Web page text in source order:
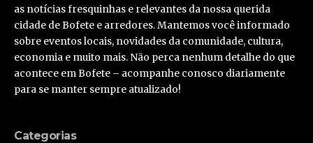
as notícias fresquinhas e relevantes da nossa querida
cidade de Bofete e arredores. Mantemos você informado
sobre eventos locais, novidades da comunidade, cultura,
economia e muito mais. Não perca nenhum detalhe do que
acontece em Bofete – acompanhe conosco diariamente
para se manter sempre atualizado!
Categorias